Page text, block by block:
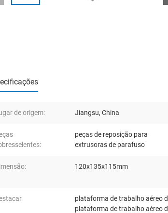
de origem: Jiangsu, China
peças de reposição para
extrusoras de parafuso
120x135x115mm
plataforma de trabalho aéreo
plataforma de trabalho aéreo